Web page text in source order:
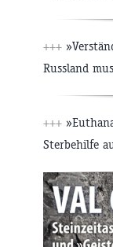
+++
Russland
+++
Sterbehilfe